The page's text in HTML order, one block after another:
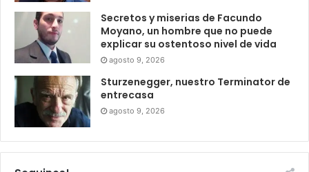
Secretos y miserias de Facundo
Moyano, un hombre que no puede
explicar su ostentoso nivel de vida
agosto 9, 2026
Sturzenegger, nuestro Terminator de
entrecasa
agosto 9, 2026